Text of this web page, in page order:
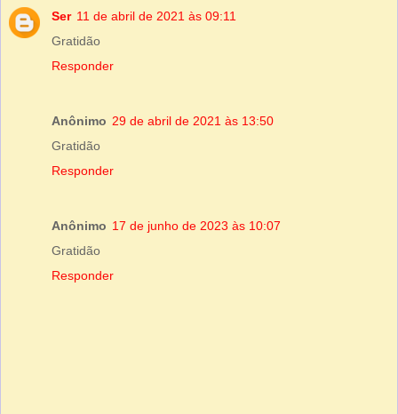
Ser 11 de abril de 2021 às 09:11
Gratidão
Responder
Anônimo 29 de abril de 2021 às 13:50
Gratidão
Responder
Anônimo 17 de junho de 2023 às 10:07
Gratidão
Responder